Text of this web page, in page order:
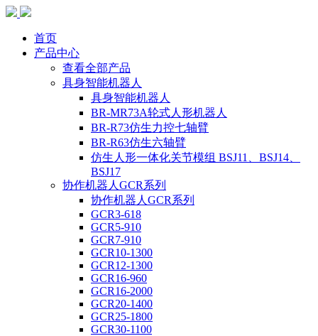
首页
产品中心
查看全部产品
具身智能机器人
具身智能机器人
BR-MR73A轮式人形机器人
BR-R73仿生力控七轴臂
BR-R63仿生六轴臂
仿生人形一体化关节模组 BSJ11、BSJ14、
BSJ17
协作机器人GCR系列
协作机器人GCR系列
GCR3-618
GCR5-910
GCR7-910
GCR10-1300
GCR12-1300
GCR16-960
GCR16-2000
GCR20-1400
GCR25-1800
GCR30-1100